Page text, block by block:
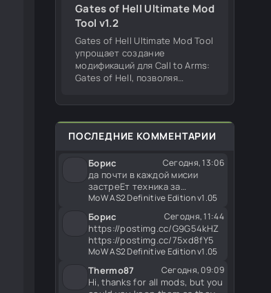
Gates of Hell Ultimate Mod
Tool v1.2
Gates of Hell Ultimate Mod Tool
упрощает создание
модификаций для Call to Arms:
Gates of Hell, позволяя
и работать с игровым
ПОСЛЕДНИЕ КОММЕНТАРИИ
Борис Сегодня, 13:06
да почти в каждой мисии
застреЕт техника за
картой((( Блин а мисии то
MoW AS2 Definitive Edition v1.05
Борис Сегодня, 11:44
https://postimg.cc/G9G54kHZ
https://postimg.cc/75xd8fY5
MoW AS2 Definitive Edition v1.05
Thermo87 Сегодня, 09:09
Hi, thanks for all mods, but you